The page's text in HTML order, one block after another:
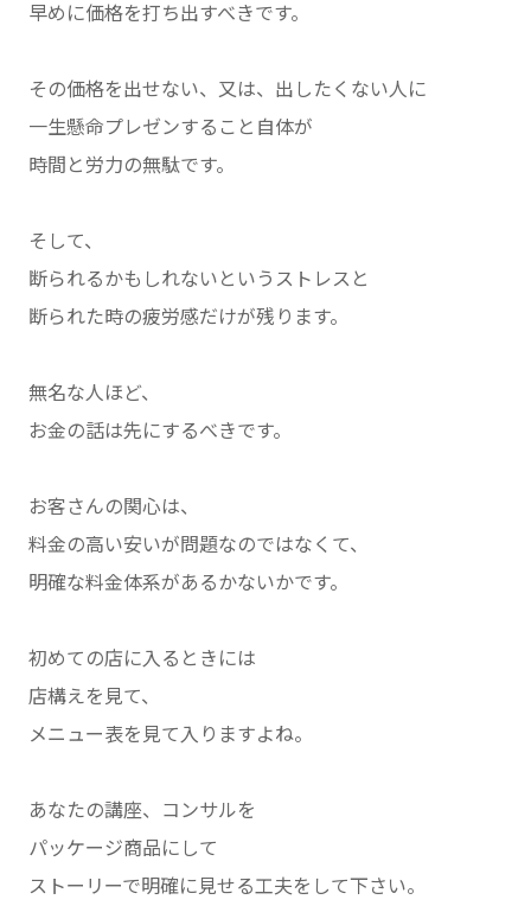
早めに価格を打ち出すべきです。
その価格を出せない、又は、出したくない人に
一生懸命プレゼンすること自体が
時間と労力の無駄です。
そして、
断られるかもしれないというストレスと
断られた時の疲労感だけが残ります。
無名な人ほど、
お金の話は先にするべきです。
お客さんの関心は、
料金の高い安いが問題なのではなくて、
明確な料金体系があるかないかです。
初めての店に入るときには
店構えを見て、
メニュー表を見て入りますよね。
あなたの講座、コンサルを
パッケージ商品にして
ストーリーで明確に見せる工夫をして下さい。